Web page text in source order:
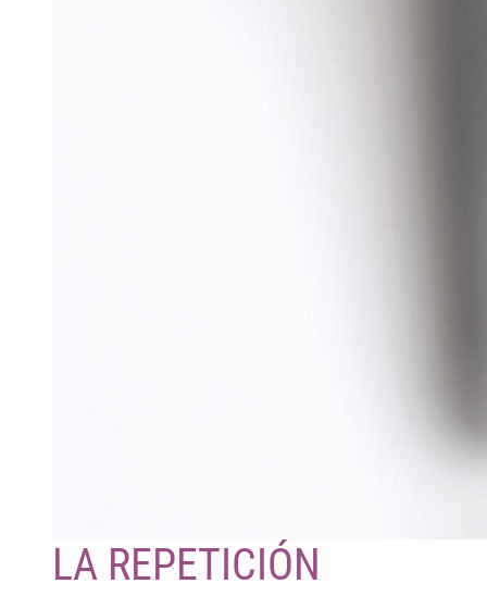
LA REPETICIÓN